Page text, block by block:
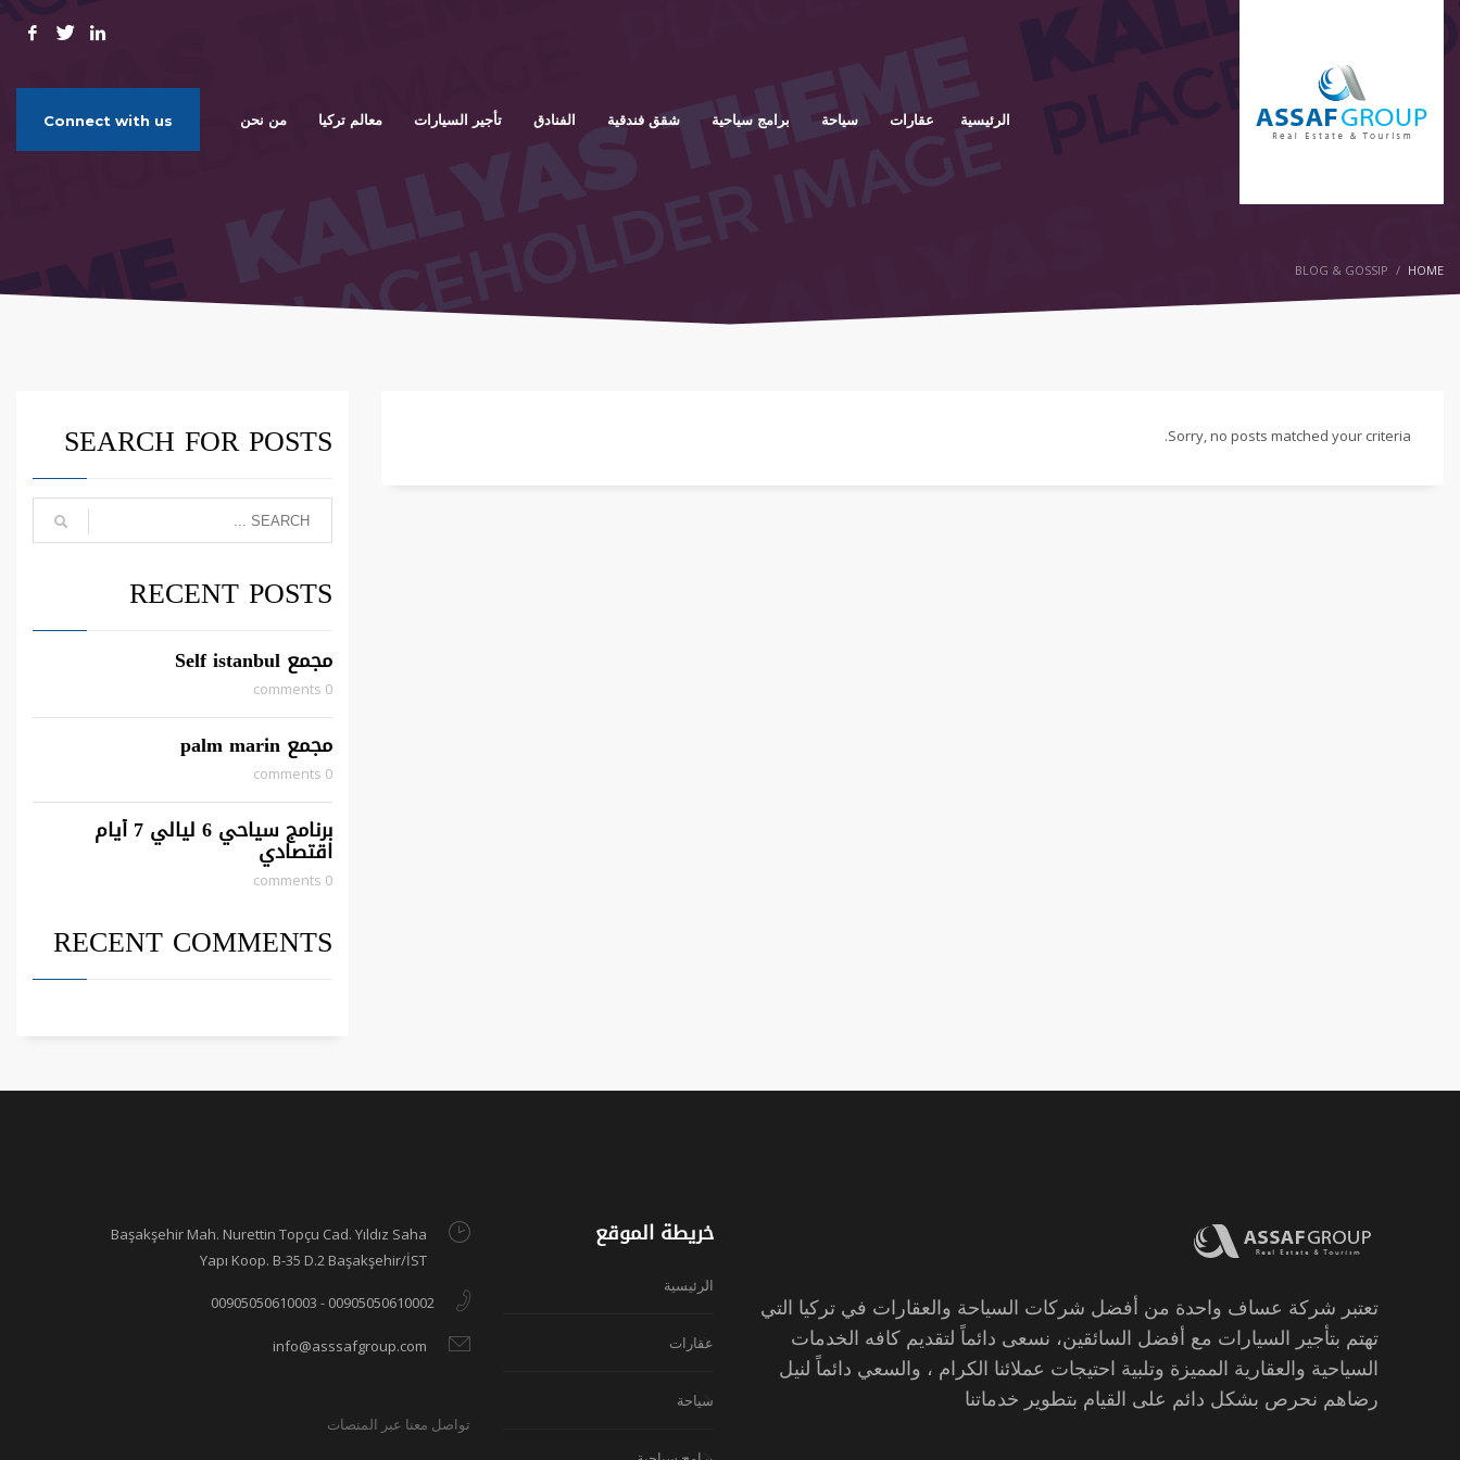
الرئيسية عقارات سياحة برامج سياحية شقق فندقية الفنادق تأجير السيارات معالم تركيا من نحن Connect with us
HOME
BLOG & GOSSIP
Sorry, no posts matched your criteria.
SEARCH FOR POSTS
RECENT POSTS
مجمع Self istanbul
0 comments
مجمع palm marin
0 comments
برنامج سياحي 6 ليالي 7 أيام
اقتصادي
0 comments
RECENT COMMENTS
تعتبر شركة عساف واحدة من أفضل شركات السياحة والعقارات في تركيا التي
تهتم بتأجير السيارات مع أفضل السائقين، نسعى دائماً لتقديم كافه الخدمات
السياحية والعقارية المميزة وتلبية احتيجات عملائنا الكرام ، والسعي دائماً لنيل
رضاهم نحرص بشكل دائم على القيام بتطوير خدماتنا
خريطة الموقع
الرئيسية
عقارات
سياحة
Başakşehir Mah. Nurettin Topçu Cad. Yıldız Saha
Yapı Koop. B-35 D.2 Başakşehir/İST
00905050610002 - 00905050610003
info@asssafgroup.com
تواصل معنا عبر المنصات